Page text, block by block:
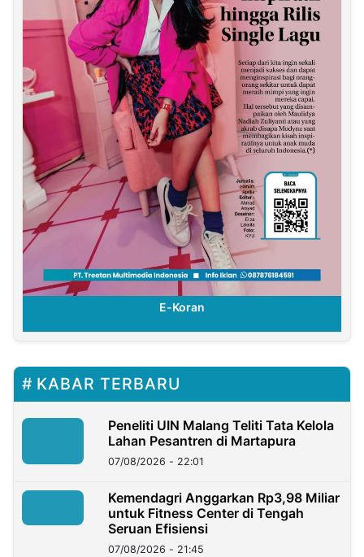
E-Koran
KABAR TERBARU
Peneliti UIN Malang Teliti Tata Kelola
Lahan Pesantren di Martapura
07/08/2026 - 22:01
Kemendagri Anggarkan Rp3,98 Miliar
untuk Fitness Center di Tengah
Seruan Efisiensi
07/08/2026 - 21:45